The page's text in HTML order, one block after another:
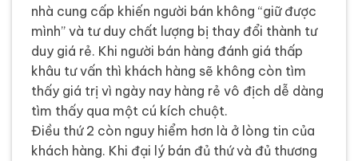
nhà cung cấp khiến người bán không “giữ được
mình” và tư duy chất lượng bị thay đổi thành tư
duy giá rẻ. Khi người bán hàng đánh giá thấp
khâu tư vấn thì khách hàng sẽ không còn tìm
thấy giá trị vì ngày nay hàng rẻ vô địch dễ dàng
tìm thấy qua một cú kích chuột.
Điều thứ 2 còn nguy hiểm hơn là ở lòng tin của
khách hàng. Khi đại lý bán đủ thứ và đủ thương